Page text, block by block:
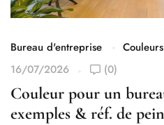
Bureau d'entreprise
16/07/2026
(0)
Couleur pour un
exemples & réf. de